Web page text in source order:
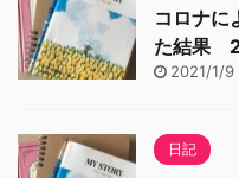
コロナに
た結果
2021/1/9
日記